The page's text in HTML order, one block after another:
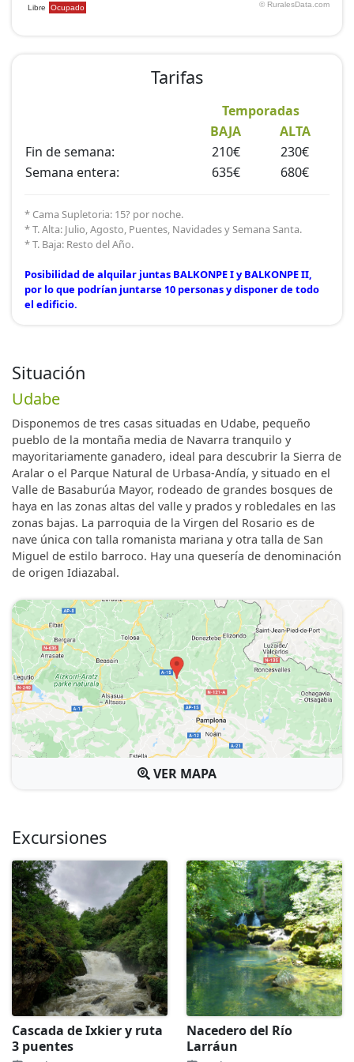
Está la opción de alquilar juntas BALKONPE I y
Situación
Udabe
Disponemos de tres casas situadas en Udabe, pequeño
pueblo de la montaña media de Navarra tranquilo y
mayoritariamente ganadero, ideal para descubrir la Sierra de
Aralar o el Parque Natural de Urbasa-Andía, y situado en el
Valle de Basaburúa Mayor, rodeado de grandes bosques de
haya en las zonas altas del valle y prados y robledales en las
zonas bajas. La parroquia de la Virgen del Rosario es de
nave única con talla romanista mariana y otra talla de San
Miguel de estilo barroco. Hay una quesería de denominación
de origen Idiazabal.
VER MAPA
Excursiones
Cascada de Ixkier y ruta
3 puentes
Nacedero del Río
Larráun
Tarifas
Temporadas
BAJA
ALTA
Fin de semana:
210€
230€
Semana entera:
635€ 680€
* Cama Supletoria: 15? por noche.
* T. Alta: Julio, Agosto, Puentes, Navidades y Semana Santa.
* T. Baja: Resto del Año.
Posibilidad de alquilar juntas BALKONPE I y BALKONPE II,
por lo que podrían juntarse 10 personas y disponer de todo
el edificio.